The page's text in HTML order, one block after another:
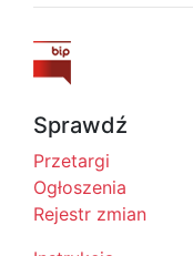
Sprawdź
Przetargi
Ogłoszenia
Rejestr zmian